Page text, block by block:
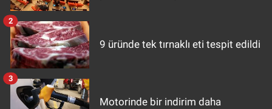
9 üründe tek tırnaklı eti tespit edildi
2
Motorinde bir indirim daha
3